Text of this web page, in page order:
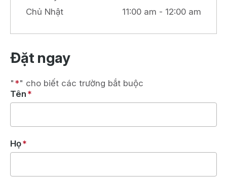
Chủ Nhật
11:00 am - 12:00 am
Đặt ngay
" *" cho biết các trường bắt buộc
Tên *
Họ*